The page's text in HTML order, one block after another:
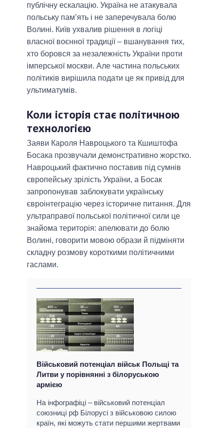
публічну ескалацію. Україна не атакувала
польську пам’ять і не заперечувала болю
Волині. Київ ухвалив рішення в логіці
власної воєнної традиції – вшанування тих,
хто боровся за незалежність України проти
імперської москви. Але частина польських
політиків вирішила подати це як привід для
ультиматумів.
Коли історія стає політичною
технологією
Заяви Кароля Навроцького та Кшиштофа
Босака прозвучали демонстративно жорстко.
Навроцький фактично поставив під сумнів
європейську зрілість України, а Босак
запропонував заблокувати українську
євроінтеграцію через історичне питання. Для
ультраправої польської політичної сили це
знайома територія: апелювати до болю
Волині, говорити мовою образи й підміняти
складну розмову короткими політичними
гаслами.
Військовий потенціал військ Польщі та
Литви у порівнянні з білоруською
армією
На інфографіці – військовий потенціал
союзниці рф Білорусі з військовою силою
країн, які можуть стати першими жертвами